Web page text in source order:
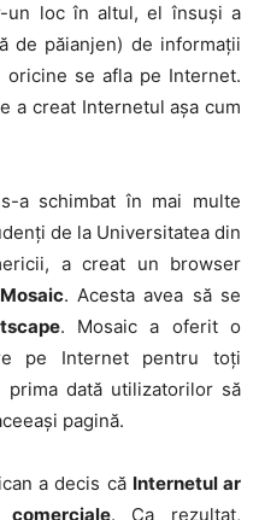
un loc în altul, el însuşi a
de păianjen) de informaţii
se afla pe Internet.
a creat Internetul aşa cum
a schimbat în mai multe
de la Universitatea din
a creat un browser
Mosaic. Acesta avea să se
. Mosaic a oferit o
pe Internet pentru toţi
dată utilizatorilor să
pagină.
a decis că Internetul ar
. Ca rezultat,